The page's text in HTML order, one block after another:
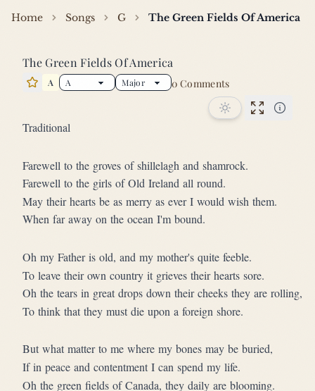
Home Songs G The Green Fields Of America
The Green Fields Of America
Star this song
A 0 Comments
Traditional
Farewell to the groves of shillelagh and shamrock.
Farewell to the girls of Old Ireland all round.
May their hearts be as merry as ever I would wish them.
When far away on the ocean I'm bound.
Oh my Father is old, and my mother's quite feeble.
To leave their own country it grieves their hearts sore.
Oh the tears in great drops down their cheeks they are rolling,
To think that they must die upon a foreign shore.
But what matter to me where my bones may be buried,
If in peace and contentment I can spend my life.
Oh the green fields of Canada, they daily are blooming.